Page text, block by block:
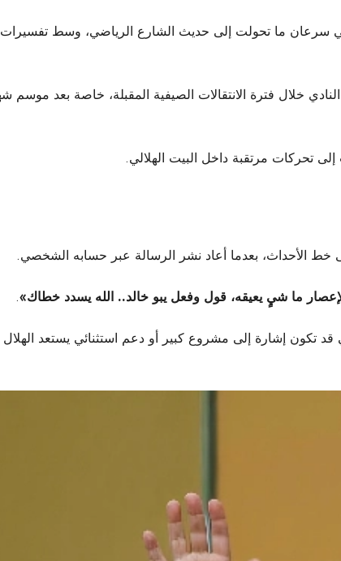
سرعان ما تحولت إلى حديث الشارع الرياضي، وسط
خلال فترة الانتقالات الصيفية المقبلة، خاصة بعد موسم
تحركات مرتقبة داخل البيت الهلالي.
خط الأحداث، بعدما أعاد نشر الرسالة عبر حسابه الشخصي.
ما شيٍ يعيقه، قول وفعل يبو خالد.. الله يسدد خطاك».
تكون إشارة إلى مشروع كبير أو دعم استثنائي يستعد الهلال